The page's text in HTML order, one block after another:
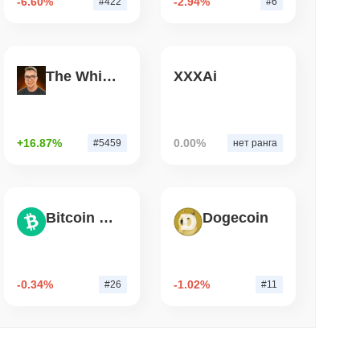
чтение
достигающего $15 млрд
The White Bull
+16.87% #5459
XXXAi
0.00% нет ранга
Bitcoin Cash
-0.34% #26
Dogecoin
-1.02% #11